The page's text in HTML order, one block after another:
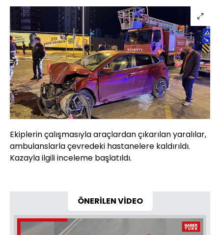
Ekiplerin çalışmasıyla araçlardan çıkarılan yaralılar,
ambulanslarla çevredeki hastanelere kaldırıldı.
Kazayla ilgili inceleme başlatıldı.
ÖNERİLEN VİDEO